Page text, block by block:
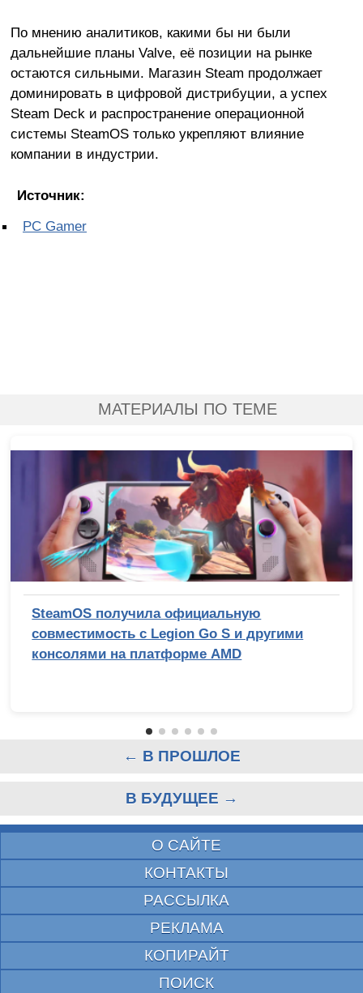
По мнению аналитиков, какими бы ни были
дальнейшие планы Valve, её позиции на рынке
остаются сильными. Магазин Steam продолжает
доминировать в цифровой дистрибуции, а успех
Steam Deck и распространение операционной
системы SteamOS только укрепляют влияние
компании в индустрии.
Источник:
PC Gamer
МАТЕРИАЛЫ ПО ТЕМЕ
SteamOS получила официальную
совместимость с Legion Go S и другими
консолями на платформе AMD
← В ПРОШЛОЕ
В БУДУЩЕЕ →
О САЙТЕ
КОНТАКТЫ
РАССЫЛКА
РЕКЛАМА
КОПИРАЙТ
ПОИСК